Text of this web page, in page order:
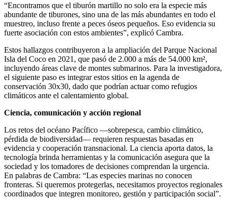
“Encontramos que el tiburón martillo no solo era la especie más
abundante de tiburones, sino una de las más abundantes en todo el
muestreo, incluso frente a peces óseos pequeños. Eso evidencia su
fuerte asociación con estos ambientes”, explicó Cambra.
Estos hallazgos contribuyeron a la ampliación del Parque Nacional
Isla del Coco en 2021, que pasó de 2.000 a más de 54.000 km²,
incluyendo áreas clave de montes submarinos. Para la investigadora,
el siguiente paso es integrar estos sitios en la agenda de
conservación 30x30, dado que podrían actuar como refugios
climáticos ante el calentamiento global.
Ciencia, comunicación y acción regional
Los retos del océano Pacífico —sobrepesca, cambio climático,
pérdida de biodiversidad— requieren respuestas basadas en
evidencia y cooperación transnacional. La ciencia aporta datos, la
tecnología brinda herramientas y la comunicación asegura que la
sociedad y los tomadores de decisiones comprendan la urgencia.
En palabras de Cambra: “Las especies marinas no conocen
fronteras. Si queremos protegerlas, necesitamos proyectos regionales
coordinados que integren monitoreo, gestión y participación social”.